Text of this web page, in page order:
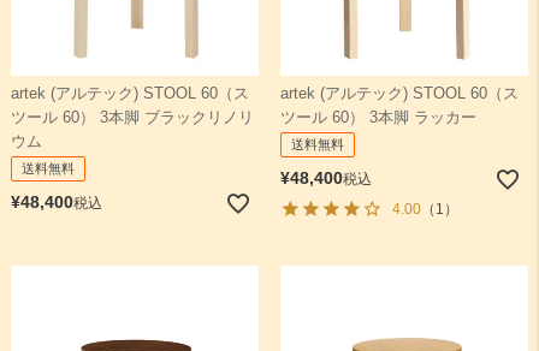
artek (アルテック) STOOL 60（ス
ツール 60） 3本脚 ブラックリノリ
ウム
送料無料
¥48,400税込
artek (アルテック) STOOL 60（ス
ツール 60） 3本脚 ラッカー
送料無料
¥48,400税込
4.00（1）